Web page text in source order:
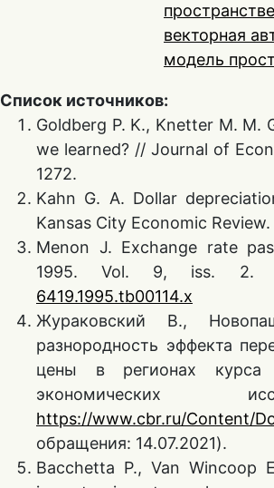
векторная
модель
Список источников:
Goldberg P. K., Knetter M. M.
we learned? // Journal of
1272.
Kahn G. A. Dollar
Kansas City Economic
Menon J. Exchange rate
1995. Vol. 9, iss. 2.
6419.1995.tb00114.x
Жураковский В.,
разнородность эффекта
цены в регионах
экономических
https://www.cbr.ru/Content/
обращения: 14.07.2021).
Bacchetta P., Van Wincoop